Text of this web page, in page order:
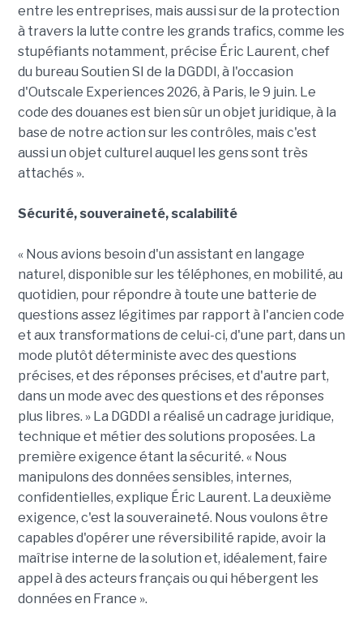
entre les entreprises, mais aussi sur de la protection
à travers la lutte contre les grands trafics, comme les
stupéfiants notamment, précise Éric Laurent, chef
du bureau Soutien SI de la DGDDI, à l'occasion
d'Outscale Experiences 2026, à Paris, le 9 juin. Le
code des douanes est bien sûr un objet juridique, à la
base de notre action sur les contrôles, mais c'est
aussi un objet culturel auquel les gens sont très
attachés ».
Sécurité, souveraineté, scalabilité
« Nous avions besoin d'un assistant en langage
naturel, disponible sur les téléphones, en mobilité, au
quotidien, pour répondre à toute une batterie de
questions assez légitimes par rapport à l'ancien code
et aux transformations de celui-ci, d'une part, dans un
mode plutôt déterministe avec des questions
précises, et des réponses précises, et d'autre part,
dans un mode avec des questions et des réponses
plus libres. » La DGDDI a réalisé un cadrage juridique,
technique et métier des solutions proposées. La
première exigence étant la sécurité. « Nous
manipulons des données sensibles, internes,
confidentielles, explique Éric Laurent. La deuxième
exigence, c'est la souveraineté. Nous voulons être
capables d'opérer une réversibilité rapide, avoir la
maîtrise interne de la solution et, idéalement, faire
appel à des acteurs français ou qui hébergent les
données en France ».